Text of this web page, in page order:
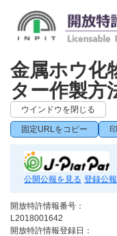
金属ホウ化
ター作製方
ウインドウを閉じる
固定URLをコピー
公開公報を見る 登録公
開放特許情報番号：
L2018001642
開放特許情報登録日：